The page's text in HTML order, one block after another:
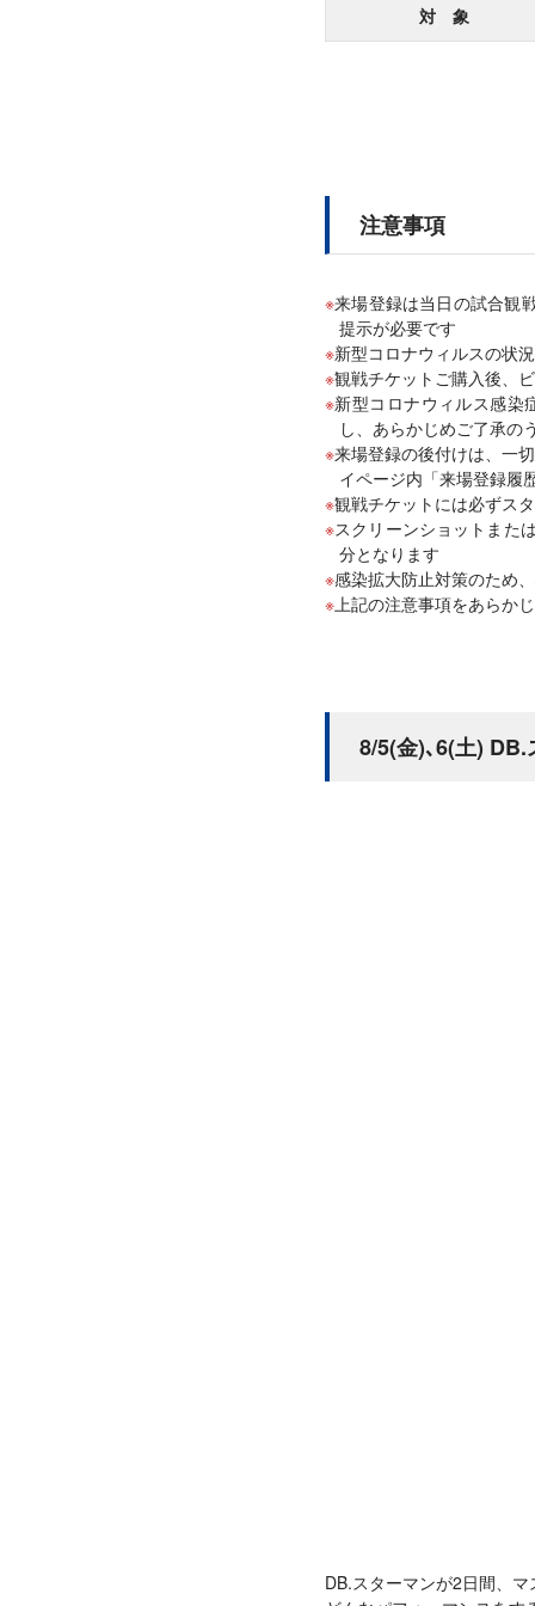
対 象
注意事項
来場登録は当日の試合観
提示が必要です
新型コロナウィルスの状
観戦チケットご購入後、
新型コロナウィルス感染
し、あらかじめご了承の
来場登録の後付けは、一
イページ内「来場登録履
観戦チケットには必ずス
スクリーンショットまた
分となります
感染拡大防止対策のため
上記の注意事項をあらか
8/5(金)､6(土)
DB.スターマンが2日間、